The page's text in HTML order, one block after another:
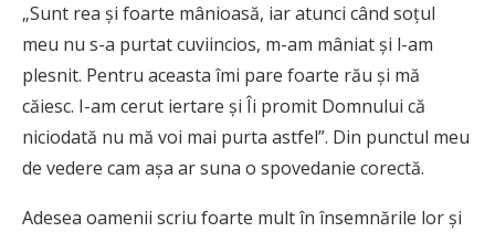
„Sunt rea și foarte mânioasă, iar atunci când soțul
meu nu s-a purtat cuviincios, m-am mâniat și l-am
plesnit. Pentru aceasta îmi pare foarte rău și mă
căiesc. I-am cerut iertare și Îi promit Domnului că
niciodată nu mă voi mai purta astfel”. Din punctul meu
de vedere cam așa ar suna o spovedanie corectă.
Adesea oamenii scriu foarte mult în însemnările lor și